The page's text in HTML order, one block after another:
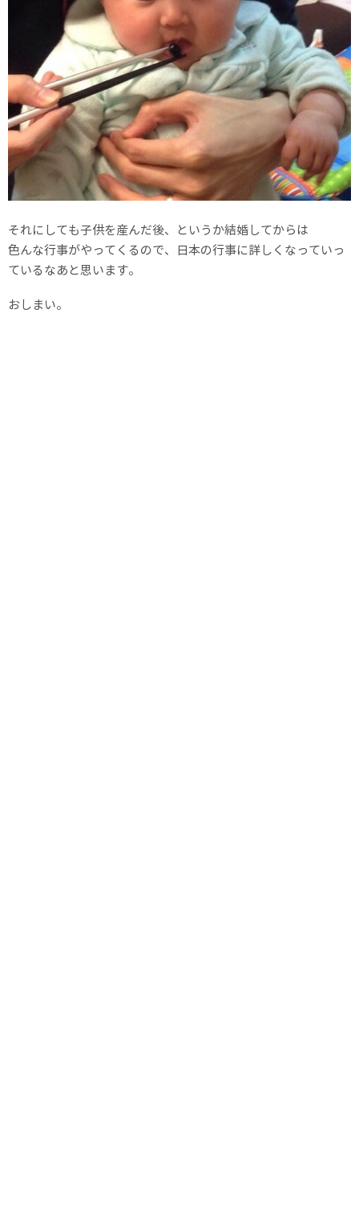
それにしても子供を産んだ後、というか結婚してからは
色んな行事がやってくるので、日本の行事に詳しくなっていっ
ているなあと思います。
おしまい。